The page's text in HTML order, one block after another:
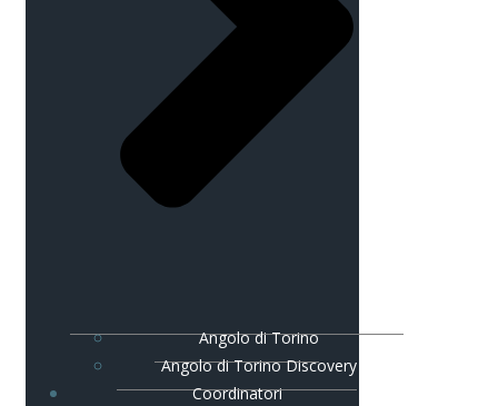
Angolo di Torino
Angolo di Torino Discovery
Coordinatori